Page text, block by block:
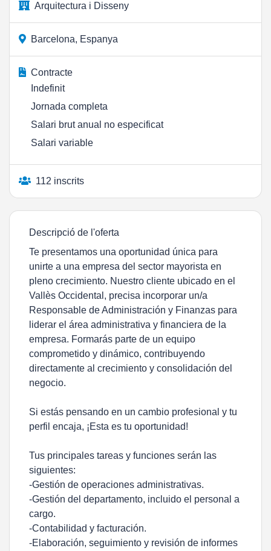
Arquitectura i Disseny
Barcelona, Espanya
Contracte
Indefinit
Jornada completa
Salari brut anual no especificat
Salari variable
112 inscrits
Descripció de l'oferta
Te presentamos una oportunidad única para
unirte a una empresa del sector mayorista en
pleno crecimiento. Nuestro cliente ubicado en el
Vallès Occidental, precisa incorporar un/a
Responsable de Administración y Finanzas para
liderar el área administrativa y financiera de la
empresa. Formarás parte de un equipo
comprometido y dinámico, contribuyendo
directamente al crecimiento y consolidación del
negocio.
Si estás pensando en un cambio profesional y tu
perfil encaja, ¡Esta es tu oportunidad!
Tus principales tareas y funciones serán las
siguientes:
-Gestión de operaciones administrativas.
-Gestión del departamento, incluido el personal a
cargo.
-Contabilidad y facturación.
-Elaboración, seguimiento y revisión de informes